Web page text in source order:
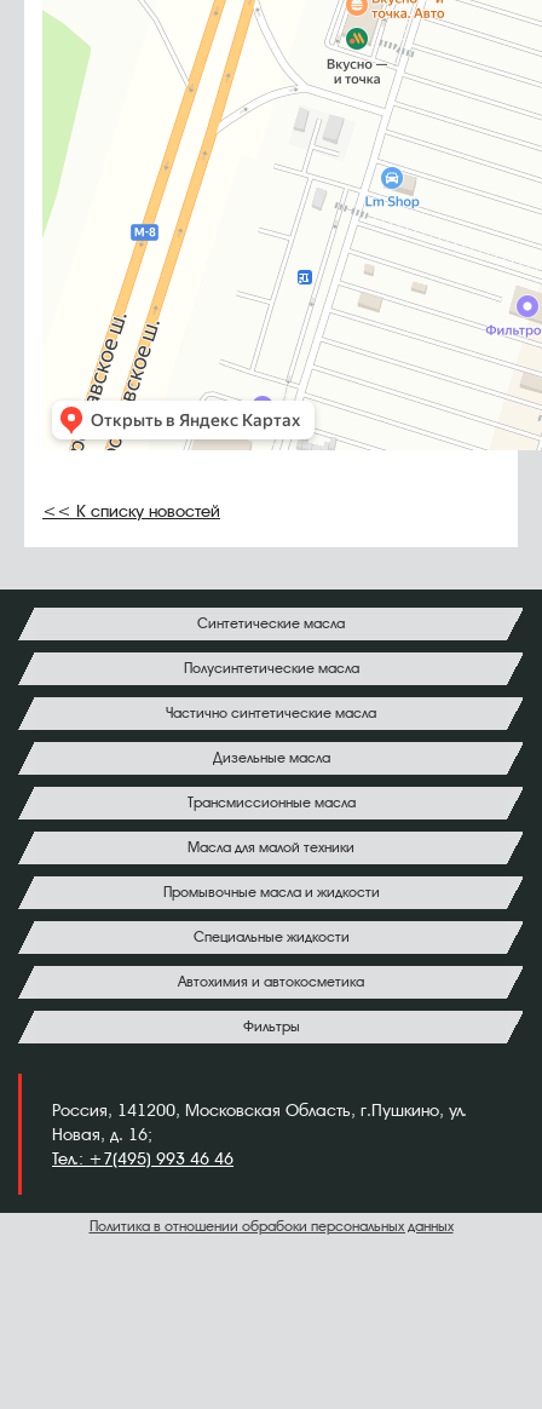
<< К списку новостей
Синтетические масла
Полусинтетические масла
Частично синтетические масла
Дизельные масла
Трансмиссионные масла
Масла для малой техники
Промывочные масла и жидкости
Специальные жидкости
Автохимия и автокосметика
Фильтры
Россия, 141200, Московская Область, г.Пушкино, ул.
Новая, д. 16;
Тел.: +7(495) 993 46 46
Политика в отношении обрабоки персональных данных